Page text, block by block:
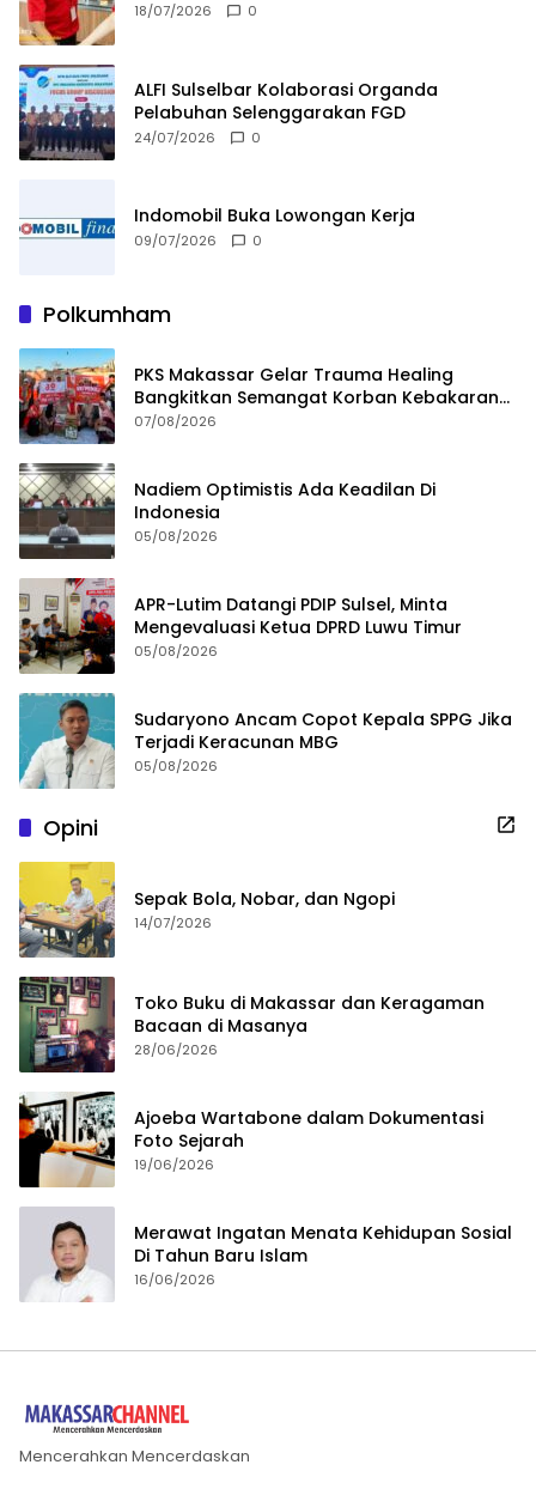
18/07/2026 0
ALFI Sulselbar Kolaborasi Organda
Pelabuhan Selenggarakan FGD
24/07/2026 0
Indomobil Buka Lowongan Kerja
09/07/2026 0
Polkumham
PKS Makassar Gelar Trauma Healing
Bangkitkan Semangat Korban Kebakaran
Tallo
07/08/2026
Nadiem Optimistis Ada Keadilan Di
Indonesia
05/08/2026
APR-Lutim Datangi PDIP Sulsel, Minta
Mengevaluasi Ketua DPRD Luwu Timur
05/08/2026
Sudaryono Ancam Copot Kepala SPPG Jika
Terjadi Keracunan MBG
05/08/2026
Opini
Sepak Bola, Nobar, dan Ngopi
14/07/2026
Toko Buku di Makassar dan Keragaman
Bacaan di Masanya
28/06/2026
Ajoeba Wartabone dalam Dokumentasi
Foto Sejarah
19/06/2026
Merawat Ingatan Menata Kehidupan Sosial
Di Tahun Baru Islam
16/06/2026
Mencerahkan Mencerdaskan